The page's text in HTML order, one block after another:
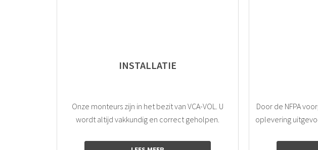
INSTALLATIE
Onze monteurs zijn in het bezit van VCA-VOL. U
wordt altijd vakkundig en correct geholpen.
Door de NFPA
oplevering